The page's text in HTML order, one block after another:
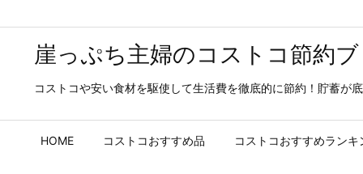
崖っぷち主婦のコストコ節約
コストコや安い食材を駆使して生活費を徹底的に節約！貯蓄が
HOME コストコおすすめ品 コストコおすすめランキ